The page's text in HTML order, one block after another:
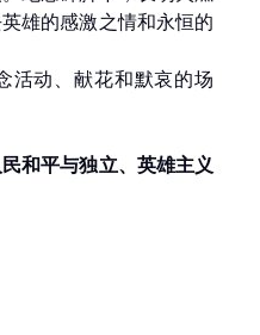
雄的感激之情和永恒的
活动、献花和默哀的场
和平与独立、英雄主义